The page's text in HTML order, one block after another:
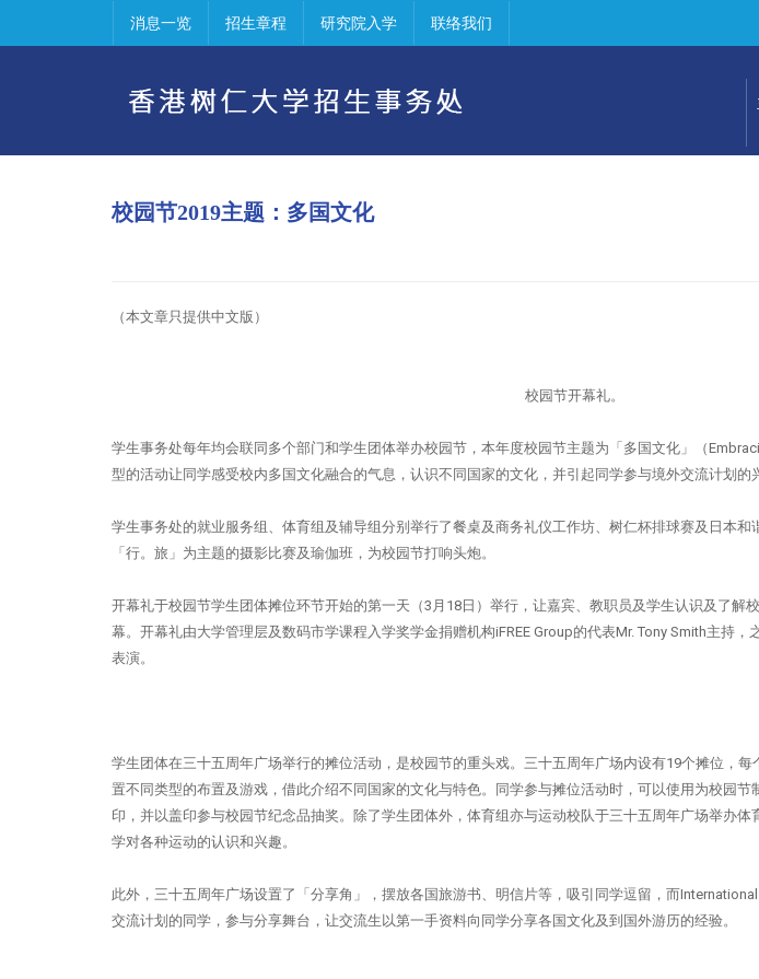
消息一览 招生章程 研究院入学 联络我们
校园节2019主题：多国文化
（本文章只提供中文版）
校园节开幕礼。
学生事务处每年均会联同多个部门和学生团体举办校园节，本年度校园节主题为「多国文化」（
型的活动让同学感受校内多国文化融合的气息，认识不同国家的文化，并引起同学参与境外交流计划的
学生事务处的就业服务组、体育组及辅导组分别举行了餐桌及商务礼仪工作坊、树仁杯排球赛及日本
「行。旅」为主题的摄影比赛及瑜伽班，为校园节打响头炮。
开幕礼于校园节学生团体摊位环节开始的第一天（3月18日）举行，让嘉宾、教职员及学生认识及了解
幕。 开幕礼由大学管理层及数码市学课程入学奖学金捐赠机构iFREE Group的代表Mr. Tony Smith主持
表演。
学生团体在三十五周年广场举行的摊位活动，是校园节的重头戏。 三十五周年广场内设有19个摊位，
置不同类型的布置及游戏，借此介绍不同国家的文化与特色。
同学参与摊位活动时，可以使用为校园
印，并以盖印参与校园节纪念品抽奖。 除了学生团体外，体育组亦与运动校队于三十五周年广场举办
学对各种运动的认识和兴趣。
此外，三十五周年广场设置了「分享角」，摆放各国旅游书、明信片等，吸引同学逗留，而
交流计划的同学，参与分享舞台，让交流生以第一手资料向同学分享各国文化及到国外游历的经验。